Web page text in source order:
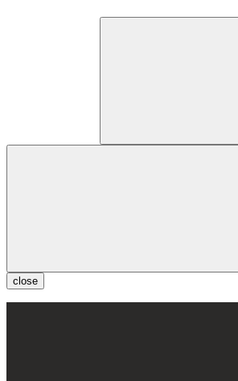
close